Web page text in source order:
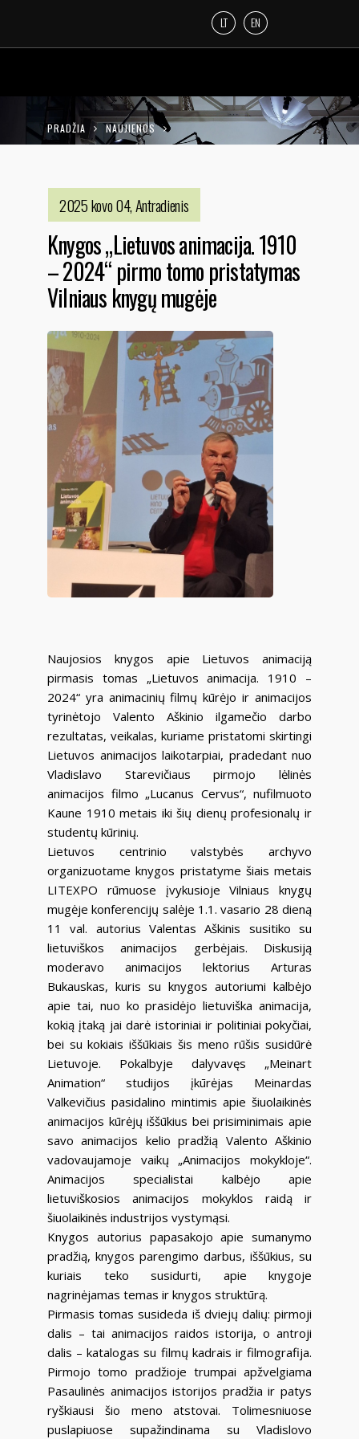
LT EN
PRADŽIA NAUJIENOS
2024“ PIRMO TOMO PRISTATYMAS
VILNIAUS KNYGŲ MUGĖJE
2025 kovo 04, Antradienis
Knygos „Lietuvos animacija. 1910
– 2024“ pirmo tomo pristatymas
Vilniaus knygų mugėje
Naujosios knygos apie Lietuvos animaciją
pirmasis tomas „Lietuvos animacija. 1910 –
2024“ yra animacinių filmų kūrėjo ir animacijos
tyrinėtojo Valento Aškinio ilgamečio darbo
rezultatas, veikalas, kuriame pristatomi skirtingi
Lietuvos animacijos laikotarpiai, pradedant nuo
Vladislavo Starevičiaus pirmojo lėlinės
animacijos filmo „Lucanus Cervus“, nufilmuoto
Kaune 1910 metais iki šių dienų profesionalų ir
studentų kūrinių.
Lietuvos centrinio valstybės archyvo
organizuotame knygos pristatyme šiais metais
LITEXPO rūmuose įvykusioje Vilniaus knygų
mugėje konferencijų salėje 1.1. vasario 28 dieną
11 val. autorius Valentas Aškinis susitiko su
lietuviškos animacijos gerbėjais. Diskusiją
moderavo animacijos lektorius Arturas
Bukauskas, kuris su knygos autoriumi kalbėjo
apie tai, nuo ko prasidėjo lietuviška animacija,
kokią įtaką jai darė istoriniai ir politiniai pokyčiai,
bei su kokiais iššūkiais šis meno rūšis susidūrė
Lietuvoje. Pokalbyje dalyvavęs „Meinart
Animation“ studijos įkūrėjas Meinardas
Valkevičius pasidalino mintimis apie šiuolaikinės
animacijos kūrėjų iššūkius bei prisiminimais apie
savo animacijos kelio pradžią Valento Aškinio
vadovaujamoje vaikų „Animacijos mokykloje“.
Animacijos specialistai kalbėjo apie
lietuviškosios animacijos mokyklos raidą ir
šiuolaikinės industrijos vystymąsi.
Knygos autorius papasakojo apie sumanymo
pradžią, knygos parengimo darbus, iššūkius, su
kuriais teko susidurti, apie knygoje
nagrinėjamas temas ir knygos struktūrą.
Pirmasis tomas susideda iš dviejų dalių: pirmoji
dalis – tai animacijos raidos istorija, o antroji
dalis – katalogas su filmų kadrais ir filmografija.
Pirmojo tomo pradžioje trumpai apžvelgiama
Pasaulinės animacijos istorijos pradžia ir patys
ryškiausi šio meno atstovai. Tolimesniuose
puslapiuose supažindinama su Vladislovo